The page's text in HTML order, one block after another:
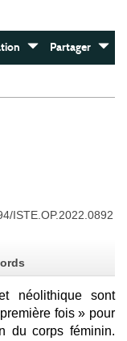
Partager
ISTE.OP.2022.0892
néolithique sont
fois » pour
du corps féminin.